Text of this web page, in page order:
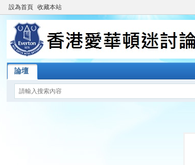
設為首頁 收藏本站
論壇